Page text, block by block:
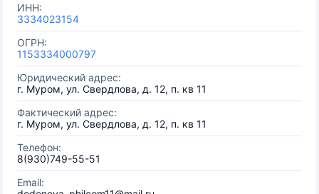
ИНН:
3334023154
ОГРН:
1153334000797
Юридический адрес:
г. Муром, ул. Свердлова, д. 12, п. кв 11
Фактический адрес:
г. Муром, ул. Свердлова, д. 12, п. кв 11
Телефон:
8(930)749-55-51
Email: